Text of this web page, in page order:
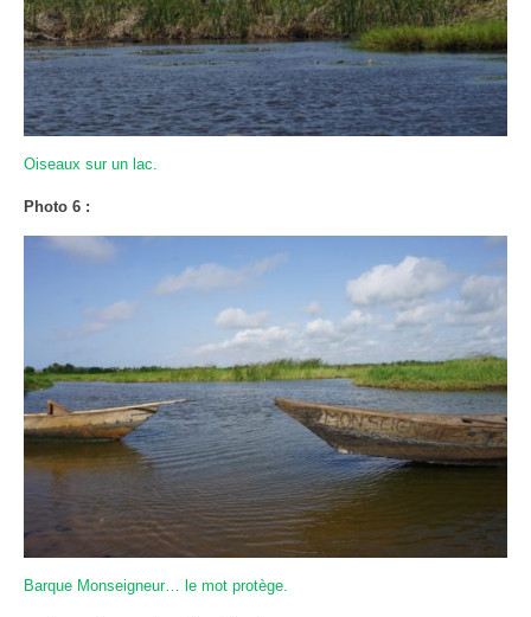
Oiseaux sur un lac.
Photo 6 :
Barque Monseigneur… le mot protège.